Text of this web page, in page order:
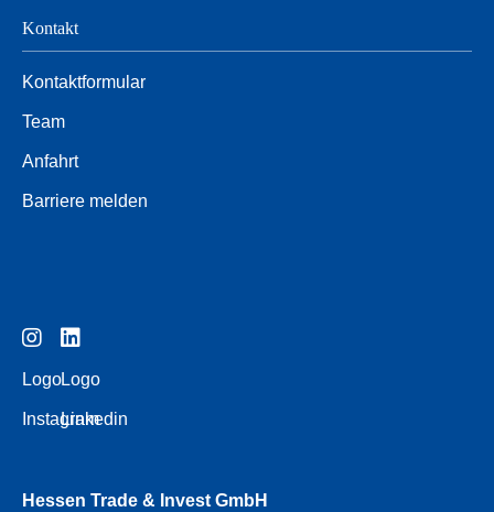
Kontakt
Kontaktformular
Team
Anfahrt
Barriere melden
Logo
Instagram
Logo
Linkedin
Hessen Trade & Invest GmbH